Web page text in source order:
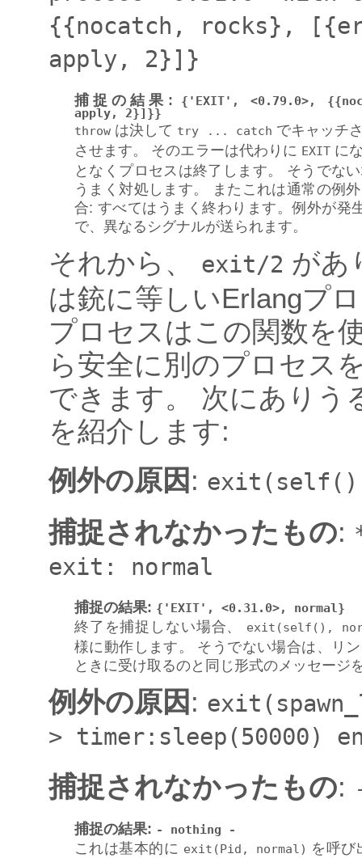
{{nocatch,
rocks},
apply,
2}]}
捕捉の結果 : {'EXIT', <0.79.0>,
apply,
2}]}}
throwは決して try ... catch でキャッチ
させます。 そのエラーは代わりに EXIT に
となくプロセスは終了します。 そうでな
うまく対処します。 またこれは通常の例
合: すべてはうまく終わります。例外が発
で、異なるシグナルが送られます。
それから、 exit/2 があ
は銃に等しいErlangプ
プロセスはこの関数を
ら安全に別のプロセス
できます。 次にありう
を紹介します:
例外の原因 :
捕捉されなかったもの:
exit:
normal
捕捉の結果: {'EXIT', <0.31.0>, normal}
終了を捕捉しない場合、 exit(self(),
様に動作します。 そうでない場合は、リ
ときに受け取るのと同じ形式のメッセージ
例外の原因 :
> timer:sleep(50000)
捕捉されなかったもの:
捕捉の結果: - nothing -
これは基本的に exit(Pid, normal) を呼び